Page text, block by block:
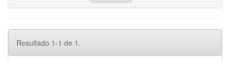
Resultado 1-1 de 1.